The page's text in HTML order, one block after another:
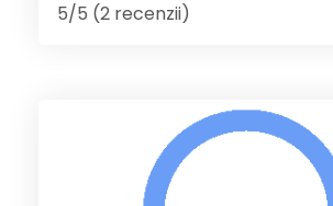
5/5 (2 recenzii)